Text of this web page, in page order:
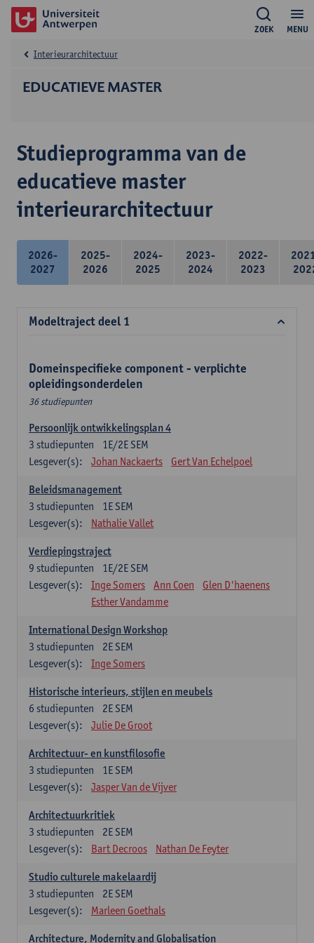
MENU
ZOEK
EDUCATIEVE MASTER
Interieurarchitectuur
Studieprogramma van de
educatieve master
interieurarchitectuur
2026-
2027
2025-
2026
2024-
2025
2023-
2024
2022-
2023
Modeltraject deel 1
Domeinspecifieke component - verplichte
opleidingsonderdelen
36 studiepunten
Persoonlijk ontwikkelingsplan 4
1E/2E SEM
3 studiepunten
Lesgever(s):
Johan Nackaerts Gert Van Echelpoel
Beleidsmanagement
1E SEM
3 studiepunten
Lesgever(s):
Nathalie Vallet
Verdiepingstraject
1E/2E SEM
9 studiepunten
Lesgever(s):
Inge Somers Ann Coen
Glen D'haenens
Esther Vandamme
International Design Workshop
2E SEM
3 studiepunten
Lesgever(s):
Inge Somers
Historische interieurs, stijlen en meubels
2E SEM
6 studiepunten
Lesgever(s):
Julie De Groot
Architectuur- en kunstfilosofie
1E SEM
3 studiepunten
Lesgever(s):
Jasper Van de Vijver
Architectuurkritiek
2E SEM
3 studiepunten
Lesgever(s):
Bart Decroos Nathan De Feyter
Studio culturele makelaardij
2E SEM
3 studiepunten
Lesgever(s):
Marleen Goethals
Architecture, Modernity and Globalisation